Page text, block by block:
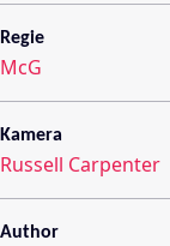
Regie
McG
Kamera
Russell Carpenter
Author